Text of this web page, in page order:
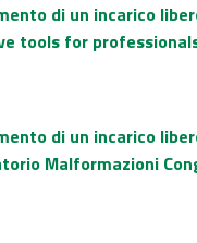
di un incarico
tools for
di un incarico
Malformazioni